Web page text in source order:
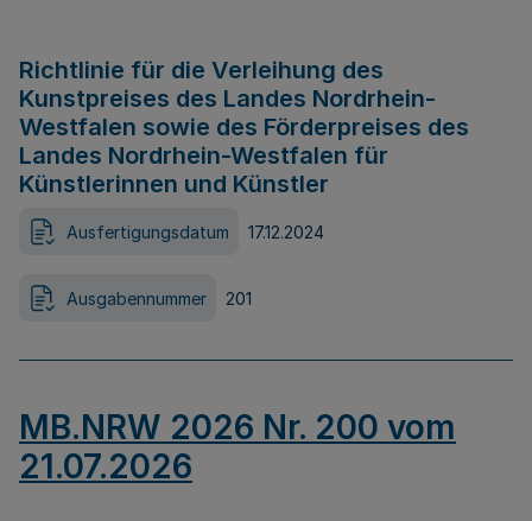
Richtlinie für die Verleihung des
Kunstpreises des Landes Nordrhein-
Westfalen sowie des Förderpreises des
Landes Nordrhein-Westfalen für
Künstlerinnen und Künstler
Ausfertigungsdatum 17.12.2024
Ausgabennummer 201
MB.NRW 2026 Nr. 200 vom
21.07.2026